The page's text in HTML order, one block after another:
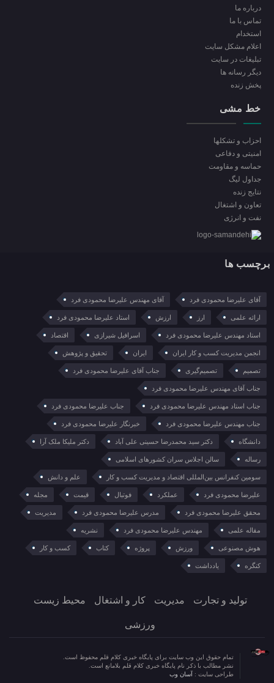
درباره ما
تماس با ما
استخدام
اعلام مشکل سایت
تبلیغات در سایت
ديگر رسانه ها
پخش زنده
خط مشی
احزاب و تشکلها
امنیتی و دفاعی
حماسه و مقاومت
جداول لیگ
نتایج زنده
تعاون و اشتغال
نفت و انرژی
برچسب ها
آقای علیرضا محمودی فرد آقای مهندس علیرضا محمودی فرد
ارائه علمی ارز ارزش استاد علیرضا محمودی فرد
استاد مهندس علیرضا محمودی فرد اسرافیل شیرازی اقتصاد
انجمن مدیریت کسب و کار ایران ایران تحقیق و پژوهش
تصمیم تصمیم‌گیری جناب آقای علیرضا محمودی فرد
جناب آقای مهندس علیرضا محمودی فرد
جناب استاد مهندس علیرضا محمودی فرد جناب علیرضا محمودی فرد
جناب مهندس علیرضا محمودی فرد خبرنگار علیرضا محمودی فرد
دانشگاه دکتر سید محمدرضا حسینی علی آباد دکتر ملیکا ملک آرا
رساله سالن اجلاس سران کشورهای اسلامی
سومین کنفرانس بین‌المللی اقتصاد و مدیریت کسب و کار علم و دانش
علیرضا محمودی فرد عملکرد فوتبال قیمت مجله
محقق علیرضا محمودی فرد مدرس علیرضا محمودی فرد مدیریت
مقاله علمی مهندس علیرضا محمودی فرد نشریه
هوش مصنوعی ورزش پروژه کتاب کسب و کار
کنگره یادداشت
تولید و تجارت مدیریت کار و اشتغال محیط زیست
ورزشی
تمام حقوق این وب سایت برای پایگاه خبری کلام قلم محفوظ است.
نشر مطالب با ذکر نام پایگاه خبری کلام قلم بلامانع است.
طراحی سایت : آسان وب